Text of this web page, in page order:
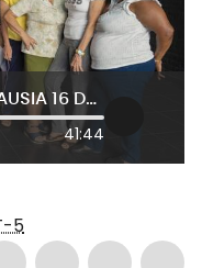
SANAMENTE LA MENOPAUSIA 16 DE AGOSTO
41:44
5